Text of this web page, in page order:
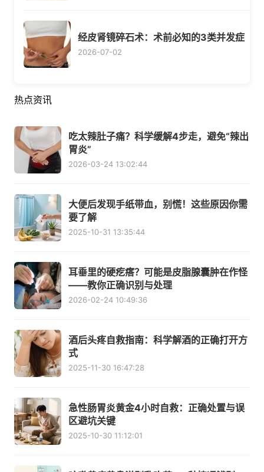
经皮肾镜碎石术：术前必知的3类并发症
2026-07-02
热点资讯
吃太辣肚子痛？科学缓解4步走，避免“辣出
胃炎”
2026-03-24 13:02:44
大便后发现手纸带血，别慌！这些原因你需
要了解
2025-10-31 13:35:44
耳垂里的硬疙瘩？可能是皮脂腺囊肿在作怪
——教你正确识别与处理
2026-02-24 10:49:36
酒后头疼自救指南：科学解酒的正确打开方
式
2025-11-30 16:47:28
急性肠胃炎黄金4小时自救：正确处置与误
区避坑关键
2025-10-30 11:12:01